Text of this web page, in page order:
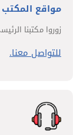
مواقع المكتب
زوروا مكتبنا
للتواصل معنا.